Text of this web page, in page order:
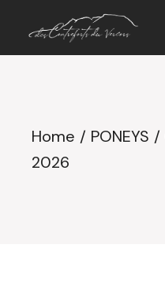
Home PONEYS
2026